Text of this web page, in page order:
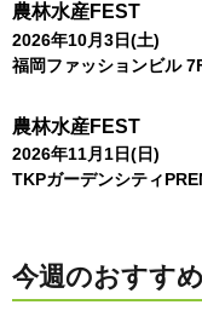
農林水産FEST
2026年10月3日(土)
福岡ファッションビル
農林水産FEST
2026年11月1日(日)
TKPガーデンシティ
今週のおすす